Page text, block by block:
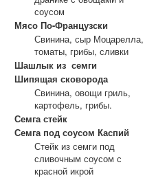
соусом
Мясо По-Французски
Свинина, сыр Моцарелла,
томаты, грибы, сливки
Шашлык из семги
Шипящая сковорода
Свинина, овощи гриль,
картофель, грибы.
Семга стейк
Семга под соусом Каспий
Стейк из семги под
сливочным соусом с
красной икрой